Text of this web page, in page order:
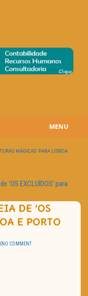
MENU
MÁGICAS’ PARA LISBOA
‘OS EXCLUÍDOS’ para
DE ‘OS
E PORTO
NO COMMENT